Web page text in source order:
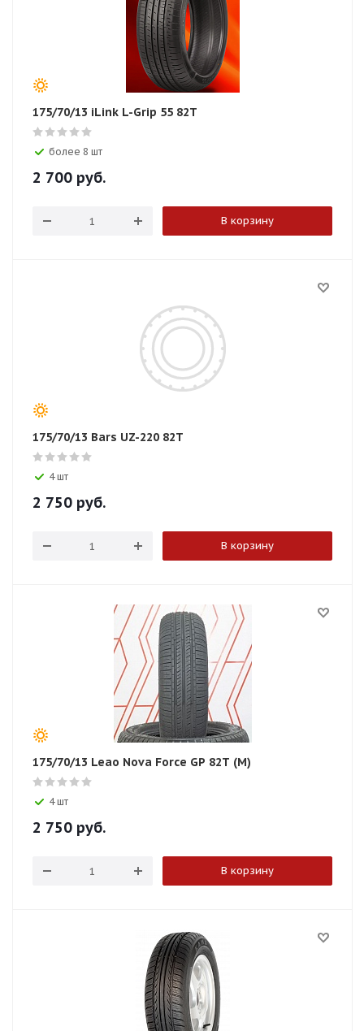
175/70/13 iLink L-Grip 55 82T
более 8 шт
2 700 руб.
В корзину
175/70/13 Bars UZ-220 82T
4 шт
2 750 руб.
В корзину
175/70/13 Leao Nova Force GP 82T (M)
4 шт
2 750 руб.
В корзину